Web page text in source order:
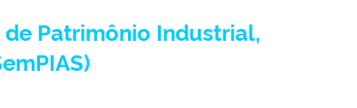
Patrimônio Industrial,